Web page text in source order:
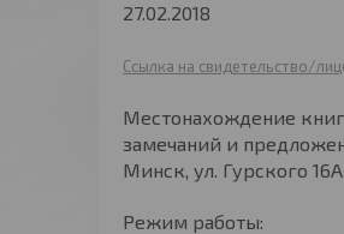
27.02.2018
Ссылка на свидетельство/
Местонахождение
замечаний и
Минск, ул. Гурского 16А
Режим работы: